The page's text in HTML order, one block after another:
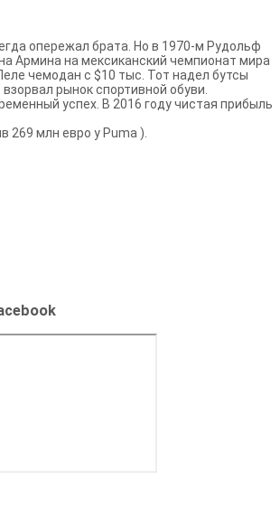
опережал брата. Но в 1970-м Рудольф
Армина на мексиканский чемпионат мира
чемодан с $10 тыс. Тот надел бутсы
рынок спортивной обуви.
успех. В 2016 году чистая прибыль
269 млн евро у Puma ).